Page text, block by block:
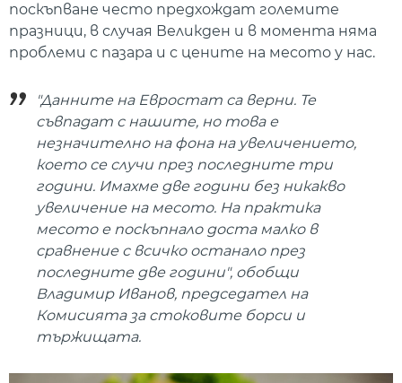
поскъпване често предхождат големите
празници, в случая Великден и в момента няма
проблеми с пазара и с цените на месото у нас.
"Данните на Евростат са верни. Те
съвпадат с нашите, но това е
незначително на фона на увеличението,
което се случи през последните три
години. Имахме две години без никакво
увеличение на месото. На практика
месото е поскъпнало доста малко в
сравнение с всичко останало през
последните две години", обобщи
Владимир Иванов, председател на
Комисията за стоковите борси и
тържищата.